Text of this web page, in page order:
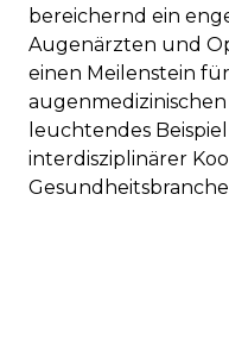
bereichernd ein
Augenärzten und
einen Meilenstein
leuchtendes
interdisziplinärer